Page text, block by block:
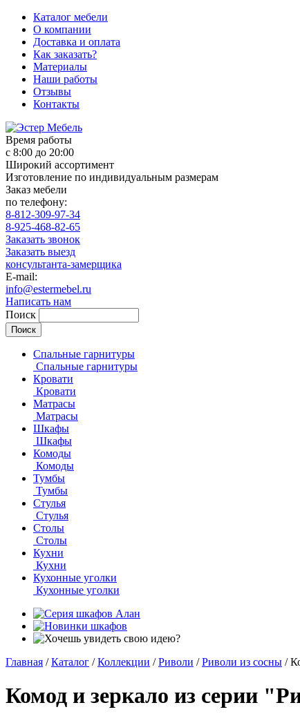
Каталог мебели
О компании
Доставка и оплата
Как заказать?
Материалы
Наши работы
Отзывы
Контакты
Время работы
с 8:00 до 20:00
Широкий ассортимент
Изготовление по индивидуальным размерам
Заказ мебели
по телефону:
8-812-309-97-34
8-925-468-82-65
Заказать звонок
Заказать выезд
консультанта-замерщика
E-mail:
info@estermebel.ru
Написать нам
Поиск
Спальные гарнитуры
Спальные гарнитуры
Кровати
Кровати
Матрасы
Матрасы
Шкафы
Шкафы
Комоды
Комоды
Тумбы
Тумбы
Стулья
Стулья
Столы
Столы
Кухни
Кухни
Кухонные уголки
Кухонные уголки
Главная / Каталог / Коллекции / Риволи / Риволи из сосны /
Комод и зеркало из серии